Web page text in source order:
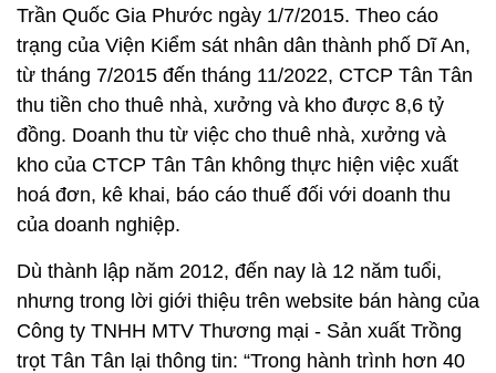
Trần Quốc Gia Phước ngày 1/7/2015. Theo cáo
trạng của Viện Kiểm sát nhân dân thành phố Dĩ An,
từ tháng 7/2015 đến tháng 11/2022, CTCP Tân Tân
thu tiền cho thuê nhà, xưởng và kho được 8,6 tỷ
đồng. Doanh thu từ việc cho thuê nhà, xưởng và
kho của CTCP Tân Tân không thực hiện việc xuất
hoá đơn, kê khai, báo cáo thuế đối với doanh thu
của doanh nghiệp.
Dù thành lập năm 2012, đến nay là 12 năm tuổi,
nhưng trong lời giới thiệu trên website bán hàng của
Công ty TNHH MTV Thương mại - Sản xuất Trồng
trọt Tân Tân lại thông tin: “Trong hành trình hơn 40